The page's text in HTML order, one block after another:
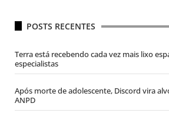
POSTS RECENTES
Terra está recebendo cada vez mais lixo
especialistas
Após morte de adolescente, Discord vira
ANPD